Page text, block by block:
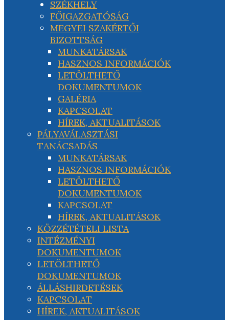
SZÉKHELY
FŐIGAZGATÓSÁG
MEGYEI SZAKÉRTŐI
BIZOTTSÁG
MUNKATÁRSAK
HASZNOS INFORMÁCIÓK
LETÖLTHETŐ
DOKUMENTUMOK
GALÉRIA
KAPCSOLAT
HÍREK, AKTUALITÁSOK
PÁLYAVÁLASZTÁSI
TANÁCSADÁS
MUNKATÁRSAK
HASZNOS INFORMÁCIÓK
LETÖLTHETŐ
DOKUMENTUMOK
KAPCSOLAT
HÍREK, AKTUALITÁSOK
KÖZZÉTÉTELI LISTA
INTÉZMÉNYI
DOKUMENTUMOK
LETÖLTHETŐ
DOKUMENTUMOK
ÁLLÁSHIRDETÉSEK
KAPCSOLAT
HÍREK, AKTUALITÁSOK